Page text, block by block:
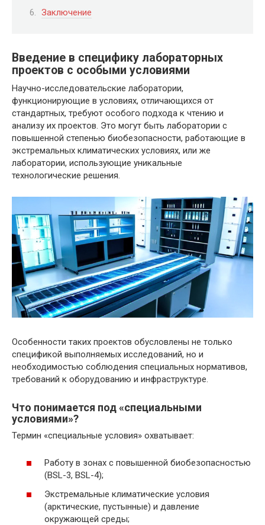
Заключение
Введение в специфику лабораторных
проектов с особыми условиями
Научно-исследовательские лаборатории,
функционирующие в условиях, отличающихся от
стандартных, требуют особого подхода к чтению и
анализу их проектов. Это могут быть лаборатории с
повышенной степенью биобезопасности, работающие в
экстремальных климатических условиях, или же
лаборатории, использующие уникальные
технологические решения.
Особенности таких проектов обусловлены не только
спецификой выполняемых исследований, но и
необходимостью соблюдения специальных нормативов,
требований к оборудованию и инфраструктуре.
Что понимается под «специальными
условиями»?
Термин «специальные условия» охватывает:
Работу в зонах с повышенной биобезопасностью
(BSL-3, BSL-4);
Экстремальные климатические условия
(арктические, пустынные) и давление
окружающей среды;